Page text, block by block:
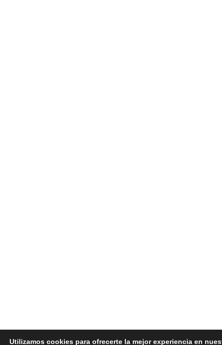
Utilizamos cookies para ofrecerte la mejor experiencia en